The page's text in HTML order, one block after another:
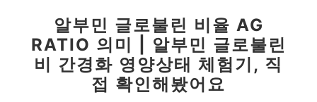
알부민 글로불린 비율 AG
RATIO 의미 | 알부민 글로불린
비 간경화 영양상태 체험기, 직
접 확인해봤어요